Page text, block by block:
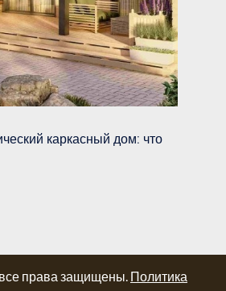
каркасный дом: что
права защищены. Политика